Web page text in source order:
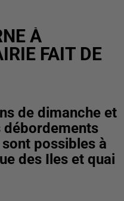
À
FAIT DE
de dimanche et
débordements
possibles à
des Iles et quai